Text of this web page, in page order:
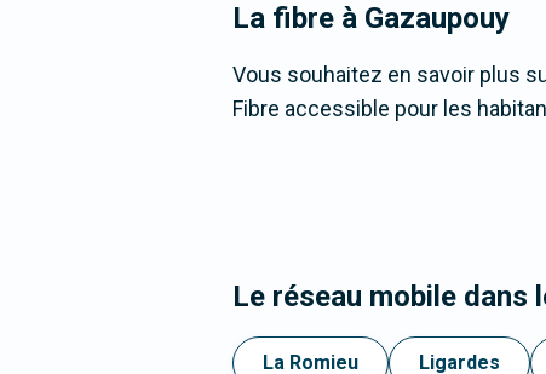
La fibre à Gazaupouy
Vous souhaitez en savoir plus
Fibre accessible pour les
Le réseau mobile dans
La Romieu Ligardes